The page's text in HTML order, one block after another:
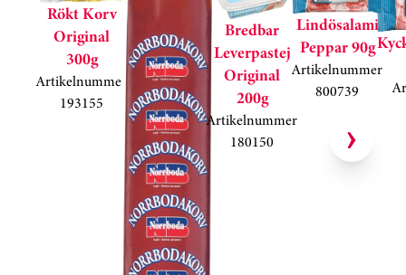
Rökt Korv
Original
300g
Artikelnummer
193155
Bredbar
Leverpastej
Original
200g
Artikelnummer
180150
Lindösalami
Peppar 90g
Artikelnummer
800739